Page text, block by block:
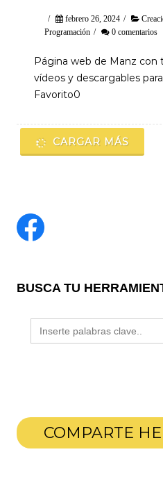
/ febrero 26, 2024 /
Programación / 0 comentarios
Página web de Manz con
vídeos y descargables
Favorito0
CARGAR MÁS
BUSCA TU
Buscar:
COMPARTE